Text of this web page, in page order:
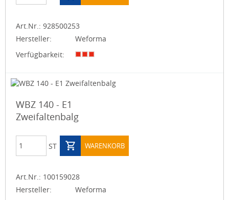
Art.Nr.: 928500253
Hersteller:
Weforma
Verfügbarkeit:
WBZ 140 - E1
Zweifaltenbalg
ST WARENKORB
Art.Nr.: 100159028
Hersteller:
Weforma